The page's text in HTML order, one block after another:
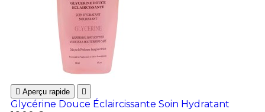
 Aperçu rapide 
Glycérine Douce Éclaircissante Soin Hydratant